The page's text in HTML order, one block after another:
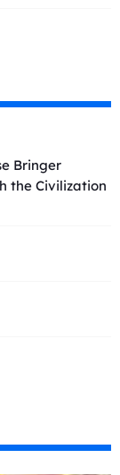
Bringer
the Civilization